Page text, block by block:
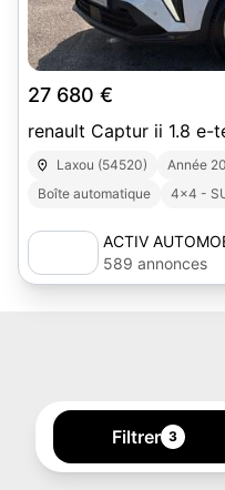
27 680 €
renault Captur ii 1.8 e-
Laxou (54520) Année
Boîte automatique
4x4 -
ACTIV
589 annonces
Filtrer 3